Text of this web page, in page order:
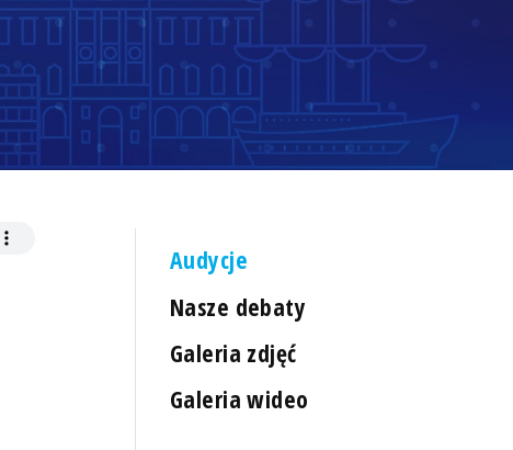
Audycje
Nasze debaty
Galeria zdjęć
Galeria wideo